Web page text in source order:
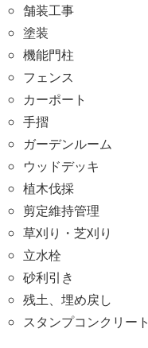
舗装工事
塗装
機能門柱
フェンス
カーポート
手摺
ガーデンルーム
ウッドデッキ
植木伐採
剪定維持管理
草刈り・芝刈り
立水栓
砂利引き
残土、埋め戻し
スタンプコンクリート